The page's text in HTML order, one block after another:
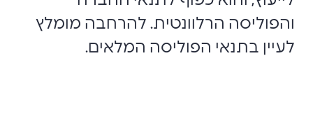
והפוליסה הרלוונטית. להרחבה מומלץ
לעיין בתנאי הפוליסה המלאים.